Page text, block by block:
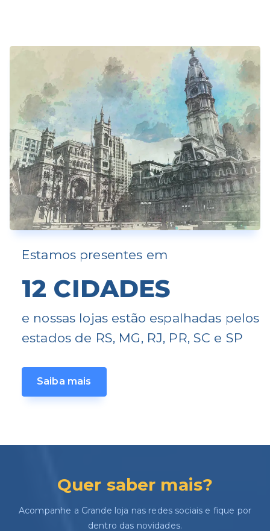
Estamos presentes em
12 CIDADES
e nossas lojas estão espalhadas pelos
estados de RS, MG, RJ, PR, SC e SP
Saiba mais
Quer saber mais?
Acompanhe a Grande loja nas redes sociais e fique por
dentro das novidades.